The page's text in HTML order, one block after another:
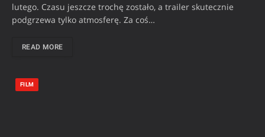
lutego. Czasu jeszcze trochę zostało, a trailer skutecznie
podgrzewa tylko atmosferę. Za coś…
READ MORE
FILM